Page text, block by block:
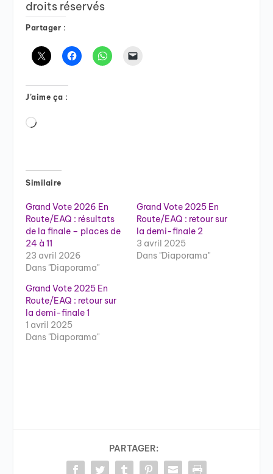
droits réservés
Partager :
J’aime ça :
Chargement…
Similaire
Grand Vote 2026 En
Route/EAQ : résultats
de la finale – places de
24 à 11
23 avril 2026
Dans "Diaporama"
Grand Vote 2025 En
Route/EAQ : retour sur
la demi-finale 2
3 avril 2025
Dans "Diaporama"
Grand Vote 2025 En
Route/EAQ : retour sur
la demi-finale 1
1 avril 2025
Dans "Diaporama"
PARTAGER: